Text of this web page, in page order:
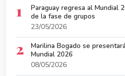
1
Paraguay regresa al Mundial
de la fase de grupos
23/05/2026
2
Marilina Bogado se
Mundial 2026
08/05/2026